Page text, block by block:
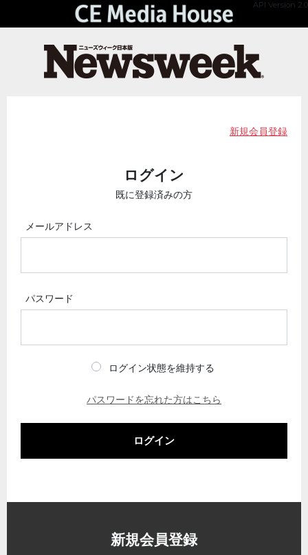
API Version 2.0
新規会員登録
ログイン
既に登録済みの方
メールアドレス
パスワード
ログイン状態を維持する
パスワードを忘れた方はこちら
ログイン
新規会員登録